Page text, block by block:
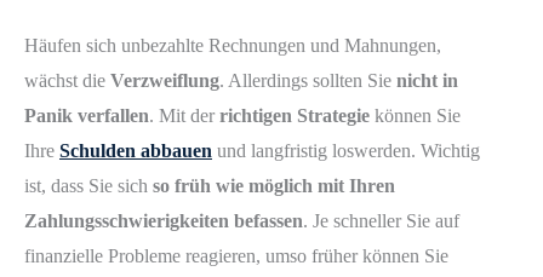
Häufen sich unbezahlte Rechnungen und Mahnungen,
wächst die Verzweiflung. Allerdings sollten Sie nicht in
Panik verfallen. Mit der richtigen Strategie können Sie
Ihre Schulden abbauen und langfristig loswerden. Wichtig
ist, dass Sie sich so früh wie möglich mit Ihren
Zahlungsschwierigkeiten befassen. Je schneller Sie auf
finanzielle Probleme reagieren, umso früher können Sie